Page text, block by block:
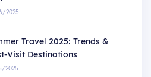
2025
Travel 2025: Trends &
Visit Destinations
2025